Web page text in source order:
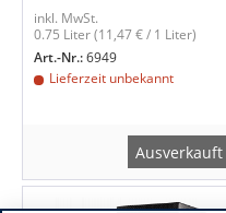
inkl. MwSt.
0.75 Liter(11,47 € / 1 Liter)
Art.-Nr.:6949
Lieferzeit unbekannt
Ausverkauft